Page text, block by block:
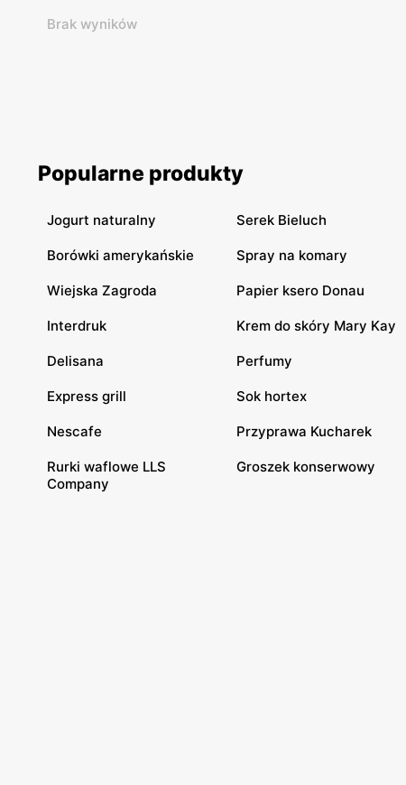
Brak wyników
Popularne produkty
Jogurt naturalny Serek Bieluch
Borówki amerykańskie Spray na komary
Wiejska Zagroda Papier ksero Donau
Interdruk Krem do skóry Mary Kay
Delisana Perfumy
Express grill Sok hortex
Nescafe Przyprawa Kucharek
Rurki waflowe LLS
Company
Groszek konserwowy